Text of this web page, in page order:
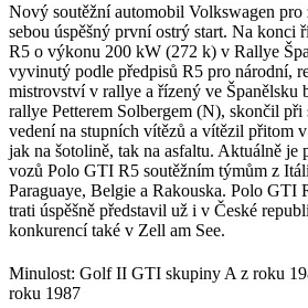
Nový soutěžní automobil Volkswagen pro
sebou úspěšný první ostrý start. Na konci
R5 o výkonu 200 kW (272 k) v Rallye
vyvinutý podle předpisů R5 pro národní,
mistrovství v rallye a řízený ve Španělsku
rallye Petterem Solbergem (N), skončil
vedení na stupních vítězů a vítězil přitom
jak na šotolině, tak na asfaltu. Aktuálně je
vozů Polo GTI R5 soutěžním týmům z
Paraguaye, Belgie a Rakouska. Polo GTI
trati úspěšně představil už i v České
konkurencí také v Zell am See.
Minulost: Golf II GTI skupiny A z roku
roku 1987